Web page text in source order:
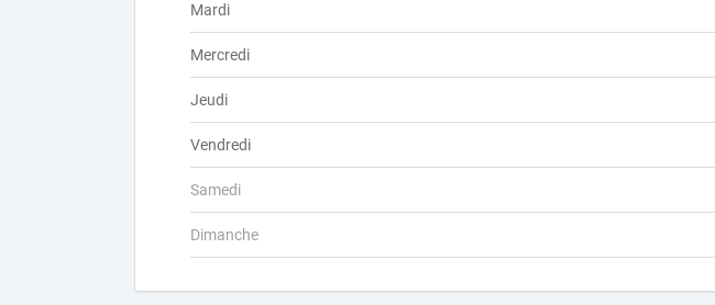
Mardi
Mercredi
Jeudi
Vendredi
Samedi
Dimanche